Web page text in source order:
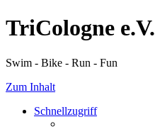
TriCologne e.V.
Swim - Bike - Run - Fun
Zum Inhalt
Schnellzugriff